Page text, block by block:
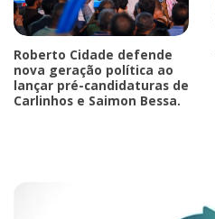
Roberto Cidade defende
nova geração política ao
lançar pré-candidaturas de
Carlinhos e Saimon Bessa.